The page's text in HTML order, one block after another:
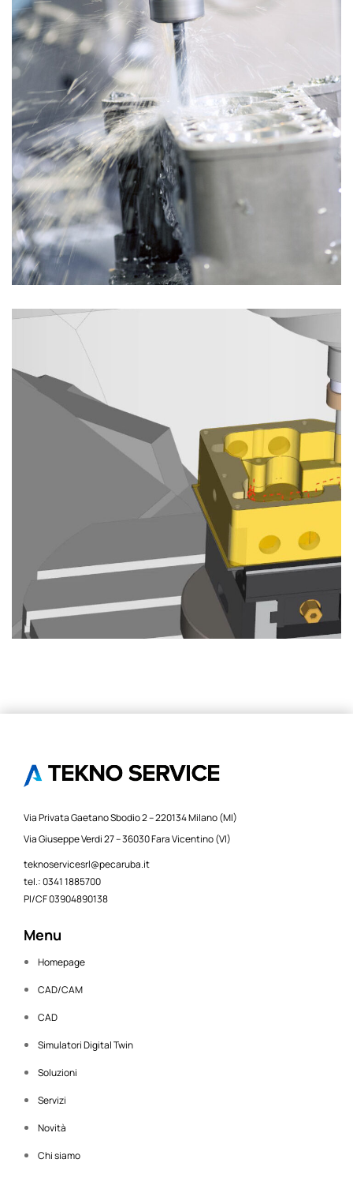
Fresatura
FRESATURA
Profit Milling
FRESATURA
Via Privata Gaetano Sbodio 2 – 220134 Milano (MI)
Via Giuseppe Verdi 27 – 36030 Fara Vicentino (VI)
teknoservicesrl@pecaruba.it
tel.: 0341 1885700
PI/CF 03904890138
Menu
Homepage
CAD/CAM
CAD
Simulatori Digital Twin
Soluzioni
Servizi
Novità
Chi siamo